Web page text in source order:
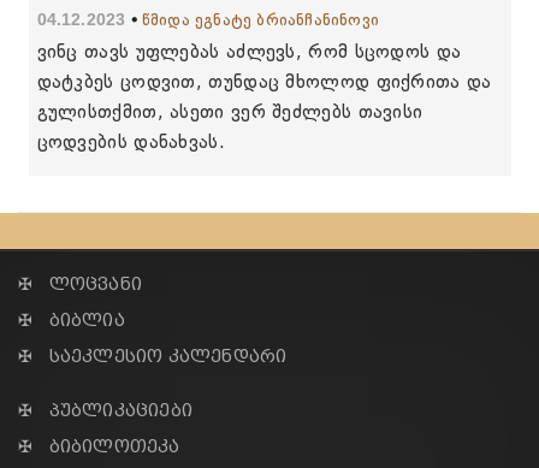
04.12.2023 წმიდა ეგნატე ბრიანჩანინოვი
ვინც თავს უფლებას აძლევს, რომ სცოდოს და
დატკბეს ცოდვით, თუნდაც მხოლოდ ფიქრითა და
გულისთქმით, ასეთი ვერ შეძლებს თავისი
ცოდვების დანახვას.
✠ ლოცვანი
✠ ბიბლია
✠ საეკლესიო კალენდარი
✠ პუბლიკაციები
✠ ბიბილოთეკა